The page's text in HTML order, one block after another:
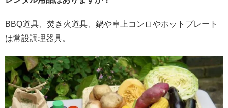
BBQ道具、焚き火道具、鍋や卓上コンロやホットプレート
は常設調理器具。